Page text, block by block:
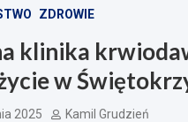
ZDROWIE
klinika
w
2025 Kamil Grudzień